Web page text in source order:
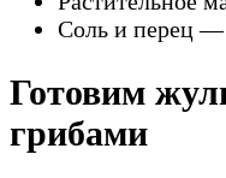
Соль и перец —
Готовим
грибами